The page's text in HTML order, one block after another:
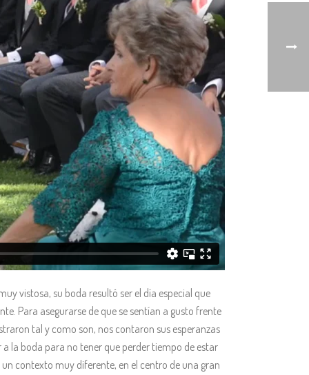
vistosa, su boda resultó ser el día especial que
Para asegurarse de que se sentían a gusto frente
tal y como son, nos contaron sus esperanzas
la boda para no tener que perder tiempo de estar
contexto muy diferente, en el centro de una gran